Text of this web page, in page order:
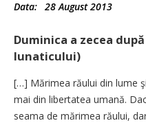
Data: 28 August 2013
Duminica a zecea
lunaticului)
[…] Mărimea răului din lume
mai din libertatea umană.
sea­ma de mărimea răului,